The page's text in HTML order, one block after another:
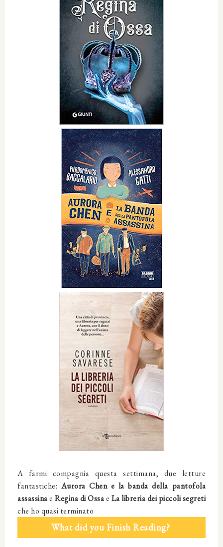
A farmi compagnia questa settimana, due letture
fantastiche: Aurora Chen e la banda della pantofola
assassinae Regina di Ossae La libreria dei piccoli segreti
che ho quasi terminato
What did you Finish Reading?